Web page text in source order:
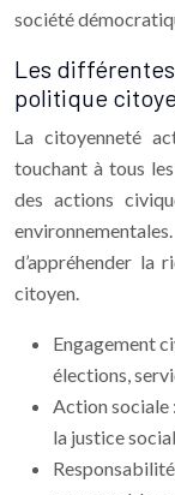
société
Les
politique
La citoyenneté
touchant à tous
des actions
d’appréhender la
citoyen.
Engagement
élections,
Action sociale
la justice